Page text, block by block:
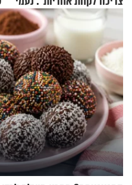
בנט בריאיון אישי